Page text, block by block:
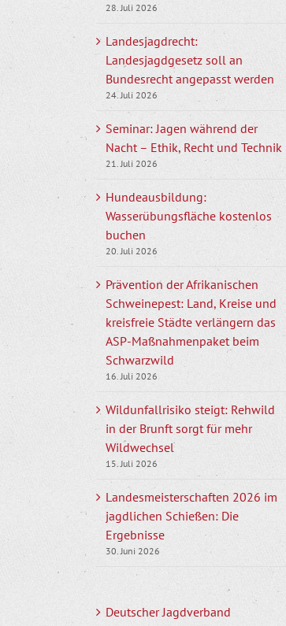
28. Juli 2026
Landesjagdrecht:
Landesjagdgesetz soll an
Bundesrecht angepasst werden
24. Juli 2026
Seminar: Jagen während der
Nacht – Ethik, Recht und Technik
21. Juli 2026
Hundeausbildung:
Wasserübungsfläche kostenlos
buchen
20. Juli 2026
Prävention der Afrikanischen
Schweinepest: Land, Kreise und
kreisfreie Städte verlängern das
ASP-Maßnahmenpaket beim
Schwarzwild
16. Juli 2026
Wildunfallrisiko steigt: Rehwild
in der Brunft sorgt für mehr
Wildwechsel
15. Juli 2026
Landesmeisterschaften 2026 im
jagdlichen Schießen: Die
Ergebnisse
30. Juni 2026
Deutscher Jagdverband